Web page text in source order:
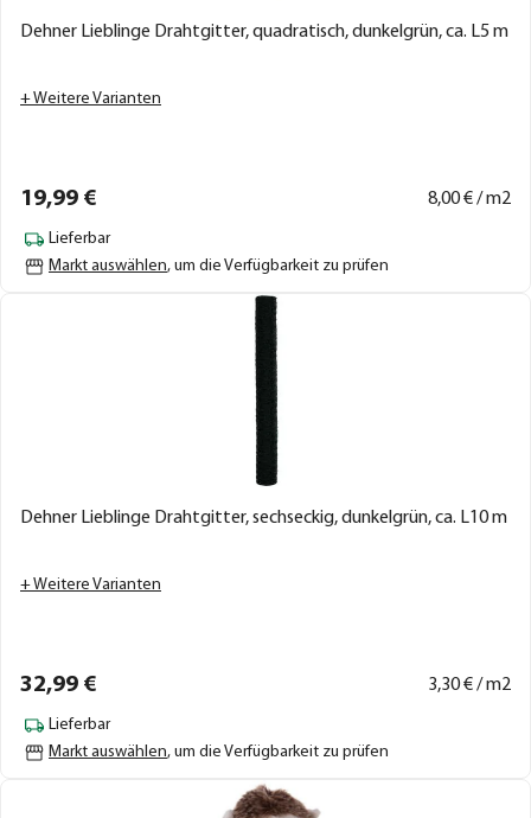
Dehner Lieblinge Drahtgitter, quadratisch, dunkelgrün, ca. L5 m
+ Weitere Varianten
19,99 € 8,00€ / m2
Lieferbar
Markt auswählen, um die Verfügbarkeit zu prüfen
Dehner Lieblinge Drahtgitter, sechseckig, dunkelgrün, ca. L10 m
+ Weitere Varianten
32,99 € 3,30€ / m2
Lieferbar
Markt auswählen, um die Verfügbarkeit zu prüfen